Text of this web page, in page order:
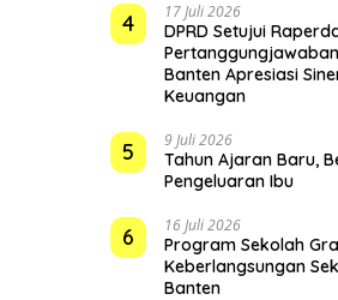
4 17 Juli 2026
DPRD Setujui
Banten Apresiasi
Keuangan
5 9 Juli 2026
Tahun Ajaran Baru,
Pengeluaran Ibu
6 16 Juli 2026
Program Sekolah
Keberlangsungan
Banten